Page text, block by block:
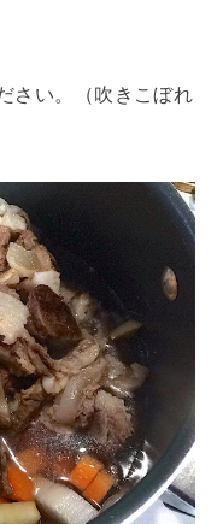
さい。（吹きこぼれ